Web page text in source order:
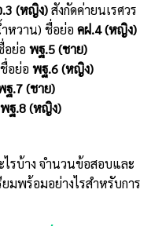
(หญิง)สังกัดค่ายนเรศวร
หวาน) ชื่อย่อ คฝ.4 (หญิง)
อย่อ พฐ.5 (ชาย)
อย่อ พฐ.6 (หญิง)
ฐ.7 (ชาย)
พฐ.8 (หญิง)
รบ้าง จำนวนข้อสอบและ
มพร้อมอย่างไรสำหรับการ